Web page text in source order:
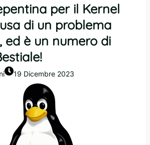
per il Kernel
di un problema
ed è un numero di
19 Dicembre 2023